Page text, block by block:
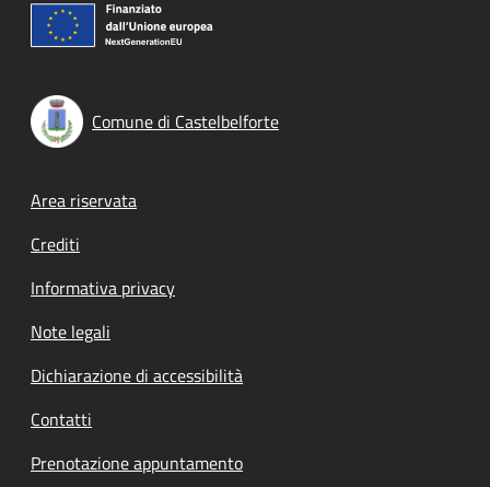
Comune di Castelbelforte
Footer menu
Area riservata
Crediti
Informativa privacy
Note legali
Dichiarazione di accessibilità
Contatti
Prenotazione appuntamento